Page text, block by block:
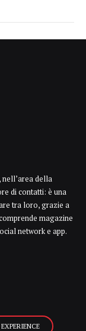
nell’area della
di contatti: è una
tra loro, grazie a
magazine
network e app.